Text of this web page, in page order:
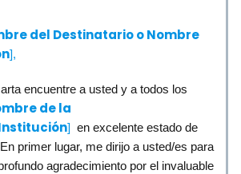
del Destinatario o Nombre
],
encuentre a usted y a todos los
de la
] en excelente estado de
primer lugar, me dirijo a usted/es para
agradecimiento por el invaluable